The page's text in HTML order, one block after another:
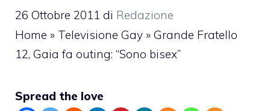
26 Ottobre 2011 di Redazione
Home » Televisione Gay » Grande Fratello
12, Gaia fa outing: “Sono bisex”
Spread the love